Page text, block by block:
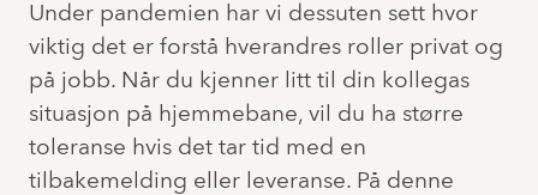
Under pandemien har vi dessuten sett hvor
viktig det er forstå hverandres roller privat og
på jobb. Når du kjenner litt til din kollegas
situasjon på hjemmebane, vil du ha større
toleranse hvis det tar tid med en
tilbakemelding eller leveranse. På denne